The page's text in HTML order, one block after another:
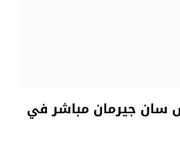
سان جيرمان مباشر في